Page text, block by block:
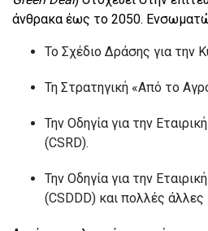
άνθρακα έως το 2050.
Το Σχέδιο Δράσης για την
Τη Στρατηγική «Από το
Την Οδηγία για την
(CSRD).
Την Οδηγία για την
(CSDDD) και πολλές άλλες